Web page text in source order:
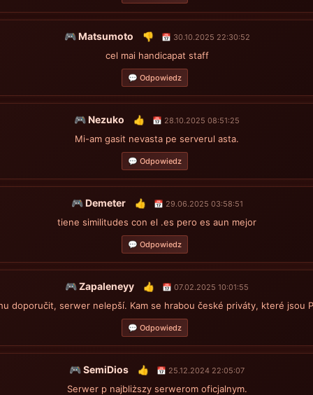
🎮 Matsumoto 👎 📅 30.10.2025 22:30:52
cel mai handicapat staff
💬 Odpowiedz
🎮 Nezuko 👍 📅 28.10.2025 08:51:25
Mi-am gasit nevasta pe serverul asta.
💬 Odpowiedz
🎮 Demeter 👍 📅 29.06.2025 03:58:51
tiene similitudes con el .es pero es aun mejor
💬 Odpowiedz
🎮 Zapaleneyy 👍 📅 07.02.2025 10:01:55
doporučit, serwer nelepší. Kam se hrabou české priváty, které jsou
💬 Odpowiedz
🎮 SemiDios 👍 📅 25.12.2024 22:05:07
Serwer p najbliższy serwerom oficjalnym.